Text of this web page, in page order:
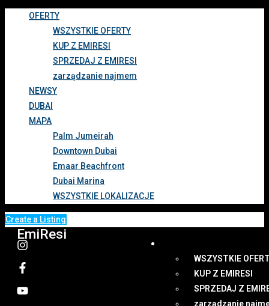
OFERTY
WSZYSTKIE OFERTY
KUP Z EMIRESI
SPRZEDAJ Z EMIRESI
zarządzanie najmem
NEWSY
DUBAI
MAPA
Palm Jumeirah
Downtown Dubai
Emaar Beachfront
Dubai Marina
WSZYSTKIE LOKALIZACJE
Create a Listing
EmiResi
WSZYSTKIE
KUP Z EMIRESI
SPRZEDAJ Z
zarządzanie